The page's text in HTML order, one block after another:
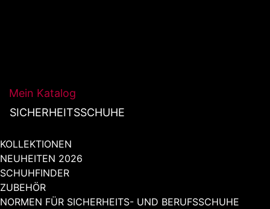
Mein Katalog
SICHERHEITSSCHUHE
KOLLEKTIONEN
NEUHEITEN 2026
SCHUHFINDER
ZUBEHÖR
NORMEN FÜR SICHERHEITS- UND BERUFSSCHUHE